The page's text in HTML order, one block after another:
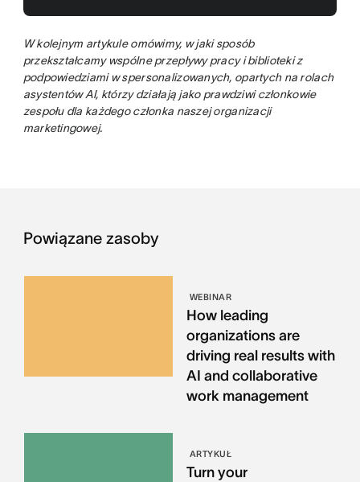
W kolejnym artykule omówimy, w jaki sposób
przekształcamy wspólne przepływy pracy i biblioteki z
podpowiedziami w spersonalizowanych, opartych na rolach
asystentów AI, którzy działają jako prawdziwi członkowie
zespołu dla każdego członka naszej organizacji
marketingowej.
Powiązane zasoby
WEBINAR
How leading
organizations are
driving real results with
AI and collaborative
work management
ARTYKUŁ
Turn your